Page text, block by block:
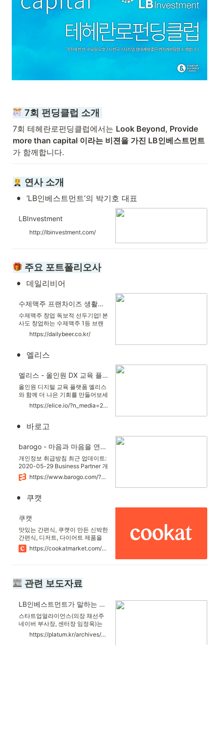
7회 펀딩클럽 소개
7회 테헤란로펀딩클럽에서는 Look Beyond, Provide
more than capital 이라는 비젼을 가진 LB인베스트먼트
가 함께합니다.
연사 소개
• ‘LB인베스트먼트’의 박기호 대표
LBInvestment
http://lbinvestment.com/
주요 포트폴리오사
• 데일리비어
수제맥주 프랜차이즈 생활맥주 - 생활이 맥주다!
수제맥주 창업 독보적 선두기업! 본
사도 창업하는 수제맥주 1등 브랜
드 생활맥주!
https://dailybeer.co.kr/
• 엘리스
엘리스 - 올인원 DX 교육 플랫폼
올인원 디지털 교육 플랫폼 엘리스
와 함께 더 나은 기회를 만들어보세
https://elice.io/?n_media=27758&n_query=%EC%97%98%EB%A6%AC%EC%8A%A4&n_rank=1&n_ad_group=grp-a001-04-000000024605431&n_ad=nad-a001-04-000000171059218&n_keyword_id=nkw-a001-04-000004199661890&n_keyword=%EC%97%98%EB%A6%AC%EC%8A%A4&n_campaign_type=4&n_contract=tct-a001-04-000000000495121&n_ad_group_type=5&NaPm=ct%3Dl0krfkts%7Cci%3D0zG0000YJwzwNhqMyv3m%7Ctr%3Dbrnd%7Chk%3D00bcabab87c6a9af66b8fe5bd6dd5e513a0e62b8
• 바로고
barogo - 마음과 마음을 연결합니다
개인정보 취급방침 최근 업데이트:
2020-05-29 Business Partner 개
인정보취급방침 개인정보 취급방
침 바로고(이하 '회사')는 정보통신
법률, 개인정보보호법, 통신비밀보
련 법령상의 개인정보보호 규정을
준수하며, 관련 법령에 의거한 개인
정보취급방침을 정하여 이용자 권
익 보호에 최선을 다하고 있습니다.
본 개인정보취급방침은 회사에서
https://www.barogo.com/?src=naver_br&kw=000004&utm_source=naverbs&utm_medium=pc&utm_term=%EB%B0%94%EB%A1%9C%EA%B3%A0&utm_content=title&utm_campaign=sa&NaPm=ct%3Dl0kr8kig%7Cci%3D0yG0003RJ2zwXiOApfoG%7Ctr%3Dbrnd%7Chk%3D8c2010473d5e05fcc500b109a8a122f656fb0be0
• 쿠캣
쿠캣
맛있는 간편식, 쿠캣이 만든 신박한
간편식, 디저트, 다이어트 제품을
한 눈에!
https://cookatmarket.com/ko?utm_source=n_cookatmarket&utm_medium=BS_mainText_PC&utm_campaign=search&utm_term=%EC%BF%A0%EC%BA%A3&NaPm=ct%3Dl0krdgfs%7Cci%3D0Au0003pJgzw%2Dk5%2DA13b%7Ctr%3Dbrnd%7Chk%3D482bd5ff83c6e1c95ab94c7d2fc9066ec0627234
관련 보도자료
LB인베스트먼트가 말하는 중국 스타트업 생태계
스타트업얼라이언스(의장 채선주
네이버 부사장, 센터장 임정욱)는
지난 26일, 주요 벤처캐피탈 회사
를 스타트업생태계에 소개하는 '테
https://platum.kr/archives/80250